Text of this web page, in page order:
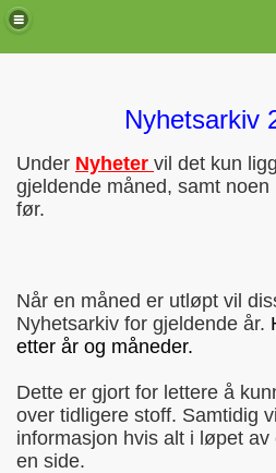
Nyhetsarkiv
Under Nyheter vil det kun
gjeldende måned, samt
før.
Når en måned er utløpt vil
Nyhetsarkiv for gjeldende år.
etter år og måneder.
Dette er gjort for lettere å
over tidligere stoff. Samtidig
informasjon hvis alt i løpet
en side.